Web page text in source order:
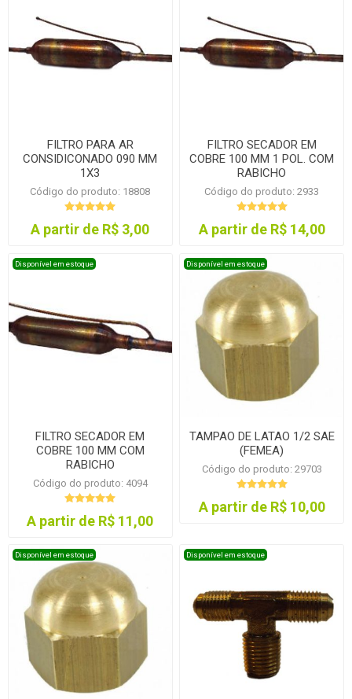
FILTRO PARA AR
CONSIDICONADO 090 MM
1X3
Código do produto: 18808
A partir de R$ 3,00
FILTRO SECADOR EM
COBRE 100 MM 1 POL. COM
RABICHO
Código do produto: 2933
A partir de R$ 14,00
Disponível em estoque
FILTRO SECADOR EM
COBRE 100 MM COM
RABICHO
Código do produto: 4094
A partir de R$ 11,00
Disponível em estoque
TAMPAO DE LATAO 1/2 SAE
(FEMEA)
Código do produto: 29703
A partir de R$ 10,00
Disponível em estoque Disponível em estoque